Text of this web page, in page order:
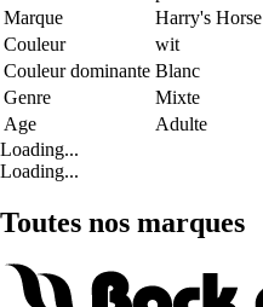
Marque
Harry's Horse
Couleur
wit
Couleur dominante Blanc
Genre
Mixte
Age
Adulte
Loading...
Loading...
Toutes nos marques